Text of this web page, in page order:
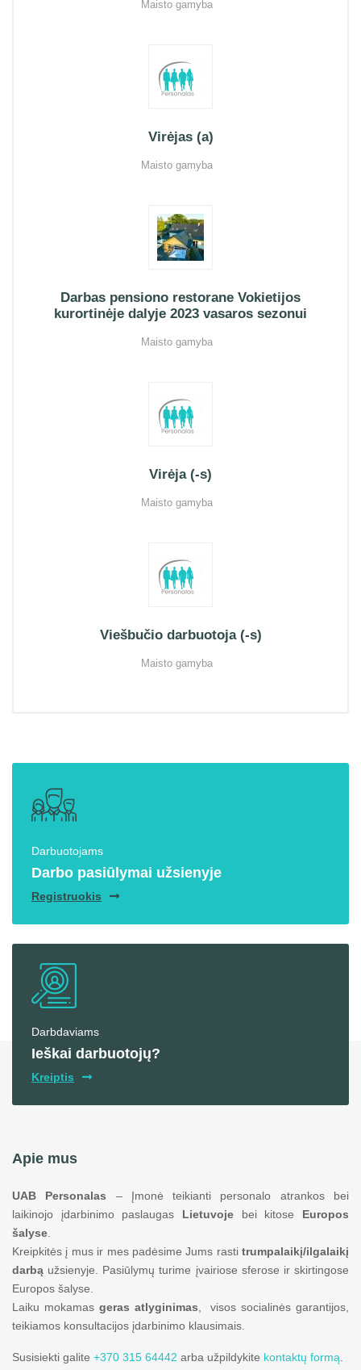
Maisto gamyba
Virėjas (a)
Maisto gamyba
Darbas pensiono restorane Vokietijos
kurortinėje dalyje 2023 vasaros sezonui
Maisto gamyba
Virėja (-s)
Maisto gamyba
Viešbučio darbuotoja (-s)
Maisto gamyba
Darbuotojams
Darbo pasiūlymai užsienyje
Registruokis
Darbdaviams
Ieškai darbuotojų?
Kreiptis
Apie mus
UAB Personalas – Įmonė teikianti personalo atrankos bei
laikinojo įdarbinimo paslaugas Lietuvoje bei kitose Europos
šalyse
Kreipkitės į mus ir mes padėsime Jums rasti trumpalaikį/ilgalaikį
darbą užsienyje. Pasiūlymų turime įvairiose sferose ir skirtingose
Europos šalyse.
Laiku mokamas geras atlyginimas , visos socialinės garantijos,
teikiamos konsultacijos įdarbinimo klausimais.
Susisiekti galite +370 315 64442 arba užpildykite kontaktų formą